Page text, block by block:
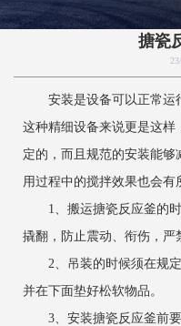
搪瓷
安装是设备可以正常运
这种精细设备来说更是这
定的，而且规范的安装能
用过程中的搅拌效果也会有
1、搬运搪瓷反应釜的时
撬翻，防止震动、衔伤，严
2、吊装的时候须在规定
并在下面垫好松软物品。
3、安装搪瓷反应釜前要